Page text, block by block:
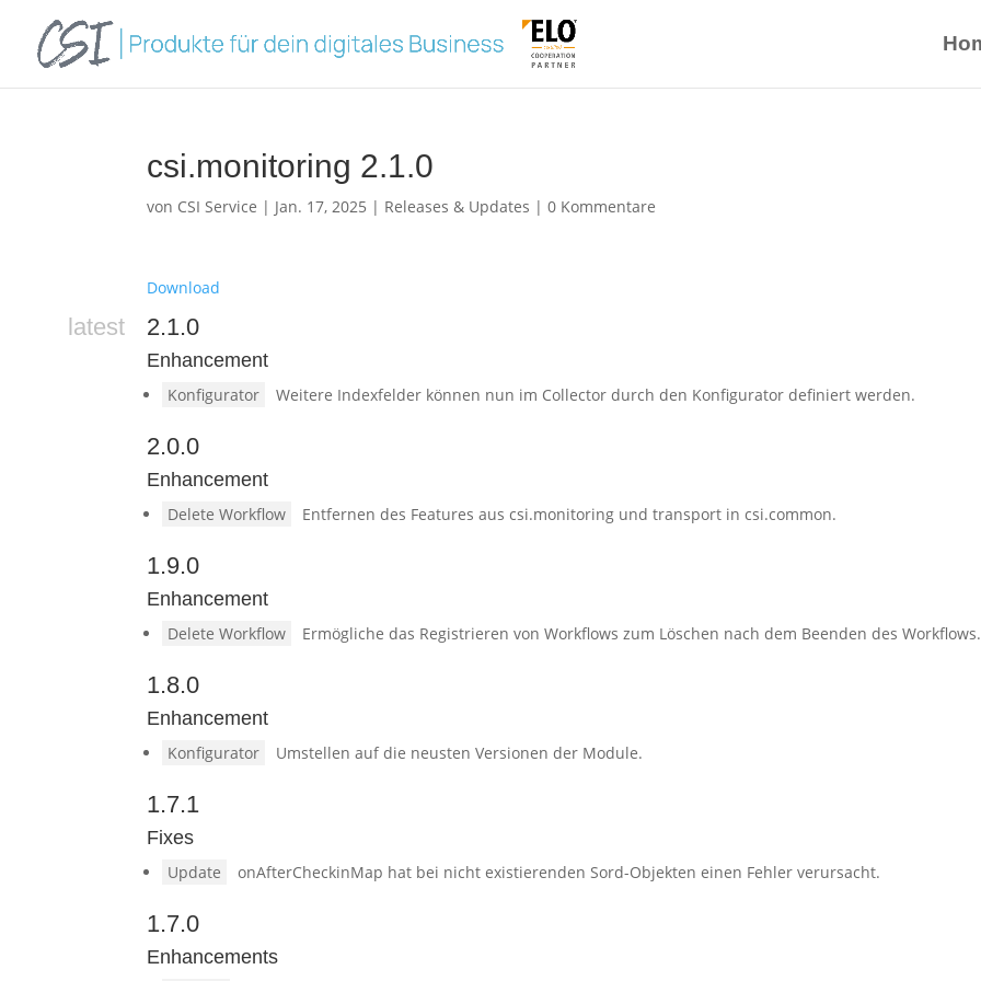
csi.monitoring 2.1.0
von CSI Service | Jan. 17, 2025 | Releases & Updates |0 Kommentare
Download
latest 2.1.0
Enhancement
Konfigurator Weitere Indexfelder können nun im Collector durch den Konfigurator definiert werden.
2.0.0
Enhancement
Delete Workflow Entfernen des Features aus csi.monitoring und transport in csi.common.
1.9.0
Enhancement
Delete Workflow Ermögliche das Registrieren von Workflows zum Löschen nach dem Beenden des Workflows.
1.8.0
Enhancement
Konfigurator Umstellen auf die neusten Versionen der Module.
1.7.1
Fixes
Update onAfterCheckinMap hat bei nicht existierenden Sord-Objekten einen Fehler verursacht.
1.7.0
Enhancements